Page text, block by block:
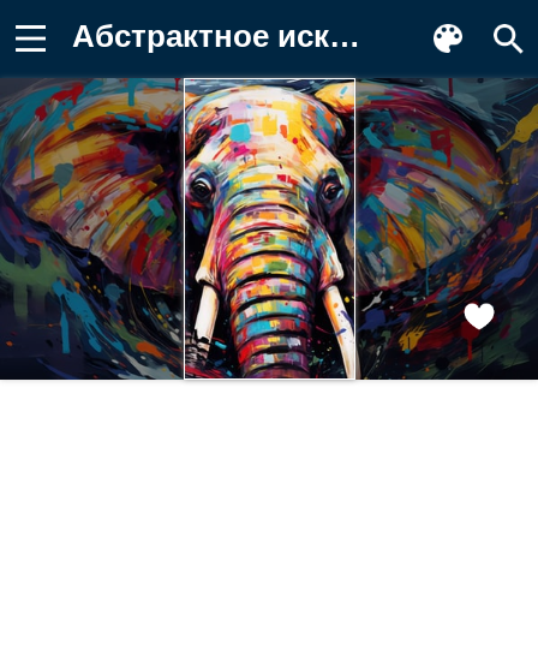
Абстрактное искусство, рисование Фото